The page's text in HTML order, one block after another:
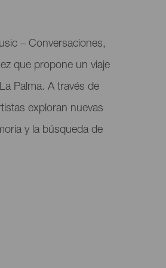
– Conversaciones,
que propone un viaje
Palma. A través de
exploran nuevas
y la búsqueda de